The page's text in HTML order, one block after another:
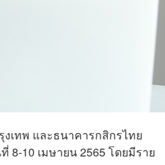
เทพ และธนาคารกสิกรไทย
8-10 เมษายน 2565 โดยมีราย